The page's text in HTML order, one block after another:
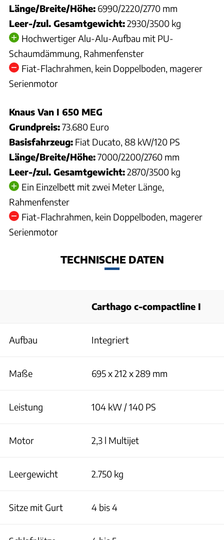
Länge/Breite/Höhe: 6990/2220/2770 mm
Leer-/zul. Gesamtgewicht:2930/3500 kg
Hochwertiger Alu-Alu-Aufbau mit PU-
Schaumdämmung, Rahmenfenster
Fiat-Flachrahmen, kein Doppelboden, magerer
Serienmotor
Knaus Van I 650 MEG
Grundpreis:73.680 Euro
Basisfahrzeug: Fiat Ducato, 88 kW/120 PS
Länge/Breite/Höhe:7000/2200/2760 mm
Leer-/zul. Gesamtgewicht:2870/3500 kg
Ein Einzelbett mit zwei Meter Länge,
Rahmenfenster
Fiat-Flachrahmen, kein Doppelboden, magerer
Serienmotor
TECHNISCHE DATEN
Carthago c-compactline I
Aufbau Integriert
Maße 695 x 212 x 289 mm
Leistung 104 kW / 140 PS
Motor 2,3 l Multijet
Leergewicht 2.750 kg
Sitze mit Gurt 4 bis 4